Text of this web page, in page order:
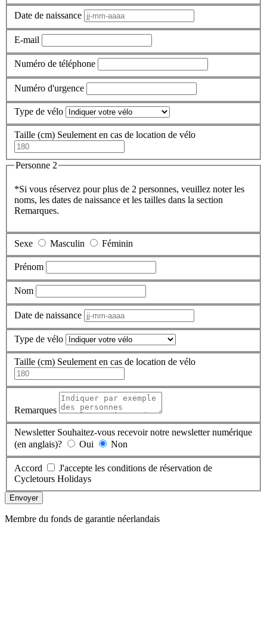
Date de naissance
E-mail
Numéro de téléphone
Numéro d'urgence
Type de vélo
Taille (cm) Seulement en cas de location de vélo
Personne 2
*Si vous réservez pour plus de 2 personnes, veuillez noter les
noms, les dates de naissance et les tailles dans la section
Remarques.
Sexe Masculin Féminin
Prénom
Nom
Date de naissance
Type de vélo
Taille (cm) Seulement en cas de location de vélo
Remarques
Newsletter Souhaitez-vous recevoir notre newsletter numérique
(en anglais)?
Oui Non
Accord
J'accepte les conditions de réservation de
Cycletours Holidays
Envoyer
Membre du fonds de garantie néerlandais